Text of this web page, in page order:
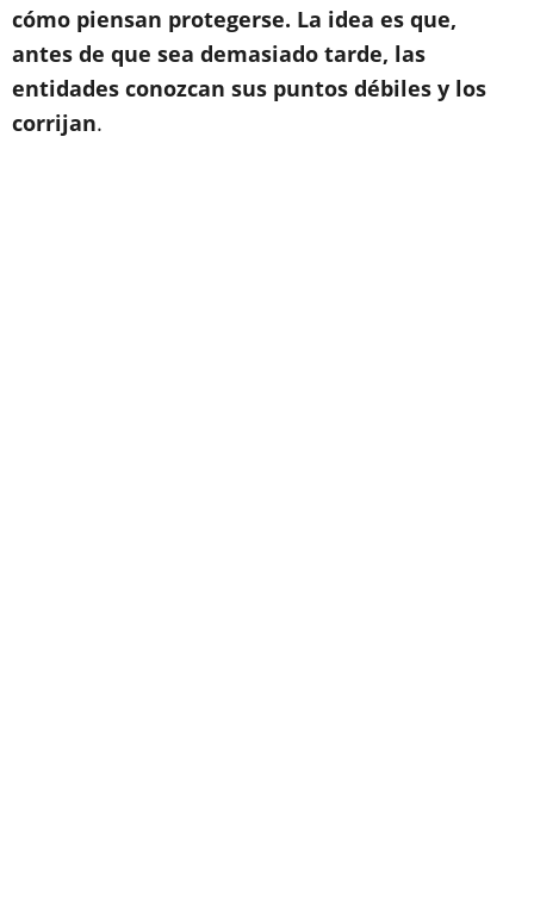
cómo piensan protegerse. La idea es que,
antes de que sea demasiado tarde, las
entidades conozcan sus puntos débiles y los
corrijan.